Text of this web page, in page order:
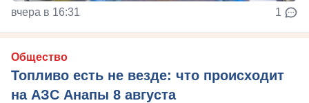
вчера в 16:31 1
Общество
Топливо есть не везде: что происходит
на АЗС Анапы 8 августа